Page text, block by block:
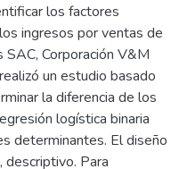
los factores
ingresos por ventas de
Corporación V&M
un estudio basado
la diferencia de los
logística binaria
determinantes. El diseño
descriptivo. Para